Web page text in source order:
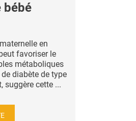
bébé
en
favoriser le
métaboliques
diabète de type
suggère cette ...